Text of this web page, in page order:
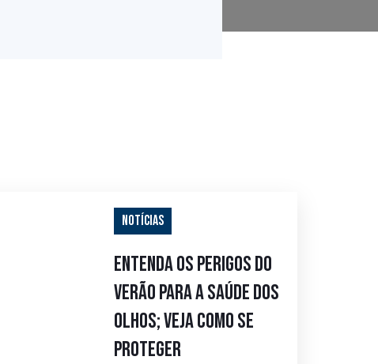
Notícias
Entenda os perigos do
verão para a saúde dos
olhos; veja como se
proteger